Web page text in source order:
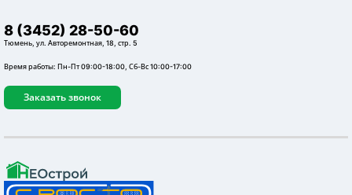
Дом в ДНТ Тура
8 (3452) 28-50-60
Тюмень, ул. Авторемонтная, 18, стр. 5
Время работы: Пн-Пт 09:00-18:00, Сб-Вс 10:00-17:00
Заказать звонок